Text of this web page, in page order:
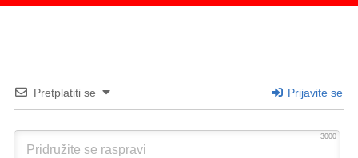
Pretplatiti se Prijavite se
3000